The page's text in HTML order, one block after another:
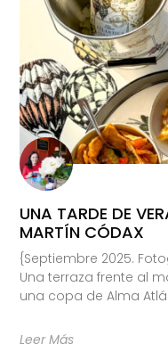
UNA TARDE DE
MARTÍN CÓDAX
{Septiembre 2025.
Una terraza frente al
una copa de Alma
Leer Más